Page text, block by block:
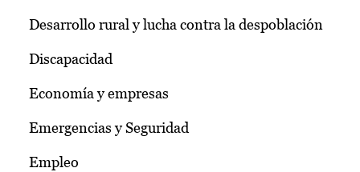
Desarrollo rural y lucha contra la despoblación
Discapacidad
Economía y empresas
Emergencias y Seguridad
Empleo